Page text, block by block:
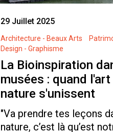
29 Juillet 2025
Architecture - Beaux Arts
Design - Graphisme
La Bioinspiration
musées : quand
nature s'unissent
"Va prendre tes leçons
nature, c’est là qu’est